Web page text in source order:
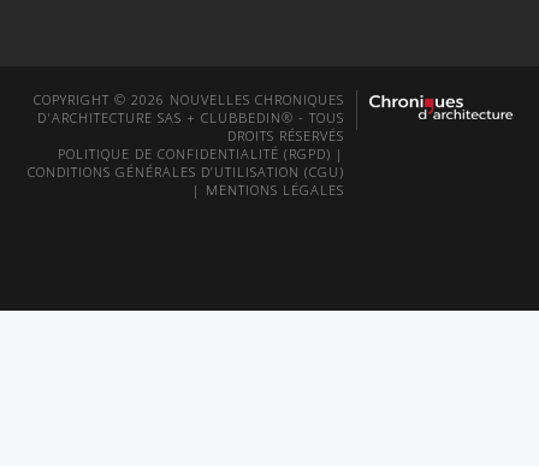
COPYRIGHT © 2026 NOUVELLES CHRONIQUES
D'ARCHITECTURE SAS + CLUBBEDIN® - TOUS
DROITS RÉSERVÉS
POLITIQUE DE CONFIDENTIALITÉ (RGPD) |
CONDITIONS GÉNÉRALES D’UTILISATION (CGU)
| MENTIONS LÉGALES